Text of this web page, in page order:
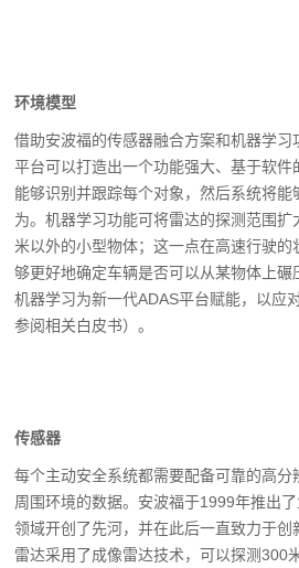
环境模型
借助安波福的传感器融合方案和机器学习
平台可以打造出一个功能强大、基于软
能够识别并跟踪每个对象，然后系统将
为。机器学习功能可将雷达的探测范围
米以外的小型物体；这一点在高速行驶
够更好地确定车辆是否可以从某物体上碾
机器学习为新一代ADAS平台赋能，以应
参阅相关白皮书）。
传感器
每个主动安全系统都需要配备可靠的高
周围环境的数据。安波福于1999年推出
领域开创了先河，并在此后一直致力于创
雷达采用了成像雷达技术，可以探测300